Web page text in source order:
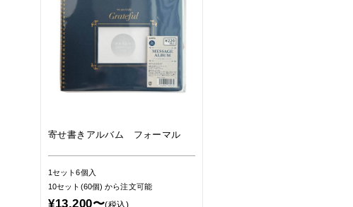
寄せ書きアルバム フォーマル
1セット6個入
10セット(60個)から注文可能
¥13,200〜(税込)